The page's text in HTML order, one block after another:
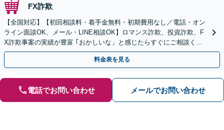
FX詐欺
【全国対応】【初回相談料・着手金無料・初期費用なし／電話・オン
ライン面談OK、メール・LINE相談OK】ロマンス詐欺、投資詐欺、F
X詐欺事案の実績が豊富 ｢おかしいな」と感じたらすぐにご相談くだ
さい。
料金表を見る
電話でお問い合わせ メールでお問い合わせ